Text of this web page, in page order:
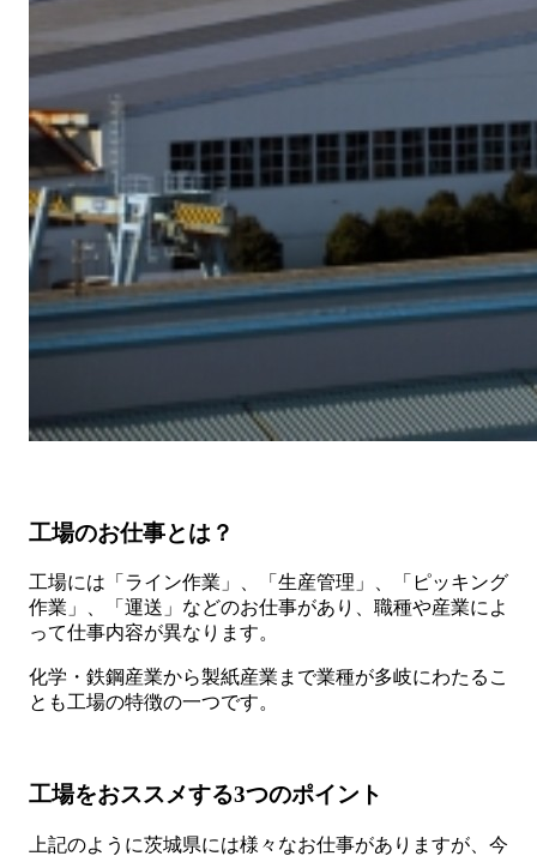
工場のお仕事とは？
工場には「ライン作業」、「生産管理」、「ピッキング
作業」、「運送」などのお仕事があり、職種や産業によ
って仕事内容が異なります。
化学・鉄鋼産業から製紙産業まで業種が多岐にわたるこ
とも工場の特徴の一つです。
工場をおススメする3つのポイント
上記のように茨城県には様々なお仕事がありますが、今